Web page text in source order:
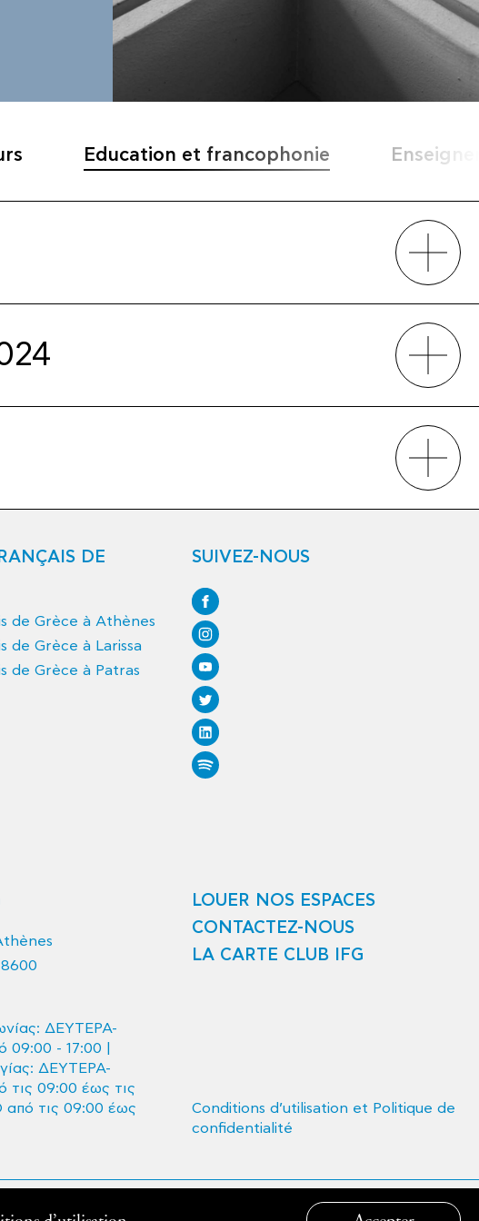
Education et francophonie
DE
de Grèce à Athènes
de Grèce à Larissa
de Grèce à Patras
SUIVEZ-NOUS
ΔΕΥΤΕΡΑ-
- 17:00 |
ΔΕΥΤΕΡΑ-
09:00 έως τις
τις 09:00 έως
LOUER NOS ESPACES
CONTACTEZ-NOUS
LA CARTE CLUB IFG
Conditions d’utilisation et Politique de
confidentialité
Developed by: